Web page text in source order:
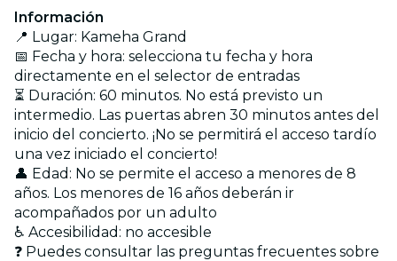
Información
📍 Lugar: Kameha Grand
📅 Fecha y hora: selecciona tu fecha y hora
directamente en el selector de entradas
⏳ Duración: 60 minutos. No está previsto un
intermedio. Las puertas abren 30 minutos antes del
inicio del concierto. ¡No se permitirá el acceso tardío
una vez iniciado el concierto!
👤 Edad: No se permite el acceso a menores de 8
años. Los menores de 16 años deberán ir
acompañados por un adulto
♿ Accesibilidad: no accesible
❓ Puedes consultar las preguntas frecuentes sobre